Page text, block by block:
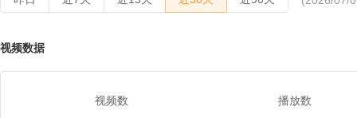
视频数据
视频数 播放数